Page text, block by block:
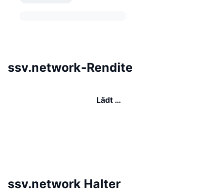
ssv.network-Rendite
Lädt …
ssv.network Halter